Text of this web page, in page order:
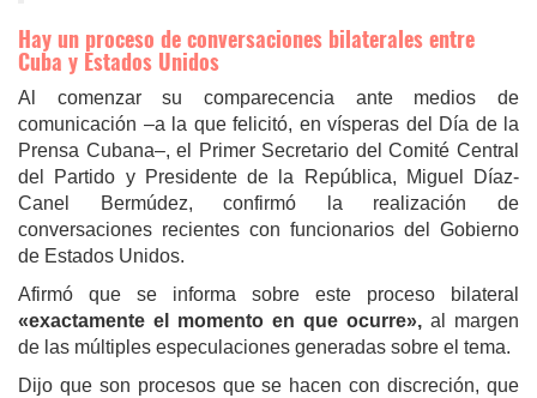
Hay un proceso de conversaciones bilaterales entre
Cuba y Estados Unidos
Al comenzar su comparecencia ante medios de
comunicación –a la que felicitó, en vísperas del Día de la
Prensa Cubana–, el Primer Secretario del Comité Central
del Partido y Presidente de la República, Miguel Díaz-
Canel Bermúdez, confirmó la realización de
conversaciones recientes con funcionarios del Gobierno
de Estados Unidos.
Afirmó que se informa sobre este proceso bilateral
«exactamente el momento en que ocurre», al margen
de las múltiples especulaciones generadas sobre el tema.
Dijo que son procesos que se hacen con discreción, que